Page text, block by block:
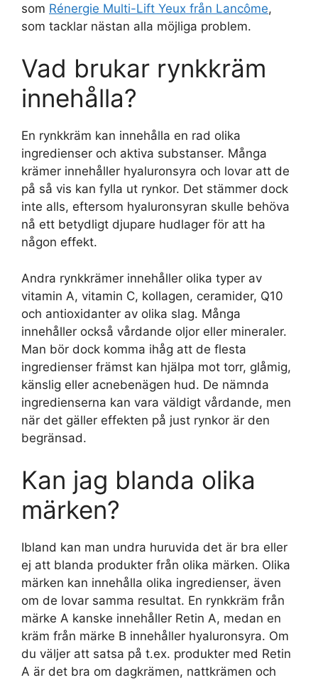
som Rénergie Multi-Lift Yeux från Lancôme,
som tacklar nästan alla möjliga problem.
Vad brukar rynkkräm
innehålla?
En rynkkräm kan innehålla en rad olika
ingredienser och aktiva substanser. Många
krämer innehåller hyaluronsyra och lovar att de
på så vis kan fylla ut rynkor. Det stämmer dock
inte alls, eftersom hyaluronsyran skulle behöva
nå ett betydligt djupare hudlager för att ha
någon effekt.
Andra rynkkrämer innehåller olika typer av
vitamin A, vitamin C, kollagen, ceramider, Q10
och antioxidanter av olika slag. Många
innehåller också vårdande oljor eller mineraler.
Man bör dock komma ihåg att de flesta
ingredienser främst kan hjälpa mot torr, glåmig,
känslig eller acnebenägen hud. De nämnda
ingredienserna kan vara väldigt vårdande, men
när det gäller effekten på just rynkor är den
begränsad.
Kan jag blanda olika
märken?
Ibland kan man undra huruvida det är bra eller
ej att blanda produkter från olika märken. Olika
märken kan innehålla olika ingredienser, även
om de lovar samma resultat. En rynkkräm från
märke A kanske innehåller Retin A, medan en
kräm från märke B innehåller hyaluronsyra. Om
du väljer att satsa på t.ex. produkter med Retin
A är det bra om dagkrämen, nattkrämen och